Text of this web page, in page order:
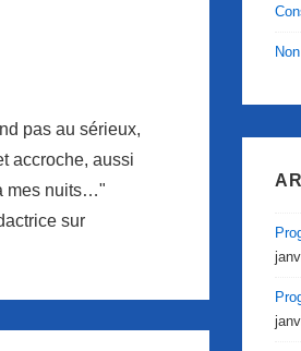
pas au sérieux,
accroche, aussi
mes nuits…"
sur